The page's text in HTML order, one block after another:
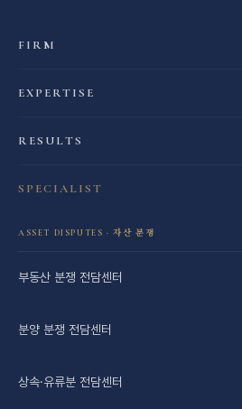
FIRM
EXPERTISE
RESULTS
SPECIALIST
ASSET DISPUTES · 자산 분쟁
부동산 분쟁 전담센터
분양 분쟁 전담센터
상속·유류분 전담센터